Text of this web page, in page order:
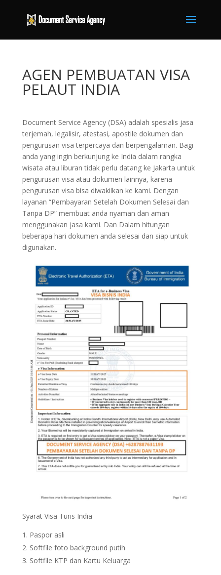
AGEN PEMBUATAN VISA
PELAUT INDIA
Document Service Agency (DSA) adalah spesialis jasa
terjemah, legalisir, atestasi, apostile dokumen dan
pengurusan visa terpercaya dan berpengalaman. Bagi
anda yang ingin berkunjung ke India dalam rangka
wisata atau liburan tidak perlu datang ke Jakarta untuk
pengurusan visa atau dokumen lainnya, karena
pengurusan visa bisa diwakilkan ke kami. Dengan
layanan “Pembayaran Setelah Dokumen Selesai dan
Tanpa DP” membuat anda nyaman dan aman
menggunakan jasa kami. Dan Dalam hitungan
beberapa hari dokumen anda selesai dan siap untuk
digunakan.
Syarat Visa Turis India
Paspor asli
Softfile foto background putih
Softfile KTP dan Kartu Keluarga